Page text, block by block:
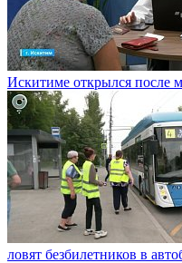
Искитиме открылся после
ловят безбилетников в